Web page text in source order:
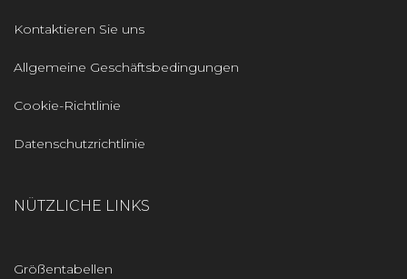
Kontaktieren Sie uns
Allgemeine Geschäftsbedingungen
Cookie-Richtlinie
Datenschutzrichtlinie
NÜTZLICHE LINKS
Größentabellen